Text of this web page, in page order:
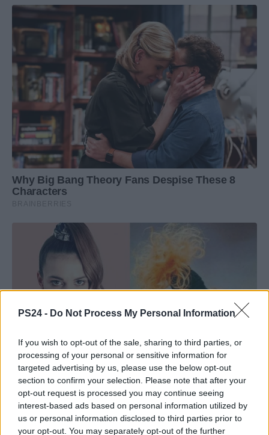
PS24 - Do Not Process My Personal Information
If you wish to opt-out of the sale, sharing to third parties, or
processing of your personal or sensitive information for
targeted advertising by us, please use the below opt-out
section to confirm your selection. Please note that after your
opt-out request is processed you may continue seeing
interest-based ads based on personal information utilized by
us or personal information disclosed to third parties prior to
your opt-out. You may separately opt-out of the further